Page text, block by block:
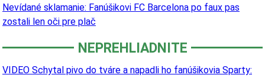
Nevídané sklamanie: Fanúšikovi FC Barcelona po faux pas
zostali len oči pre plač
NEPREHLIADNITE
VIDEO Schytal pivo do tváre a napadli ho fanúšikovia Sparty: